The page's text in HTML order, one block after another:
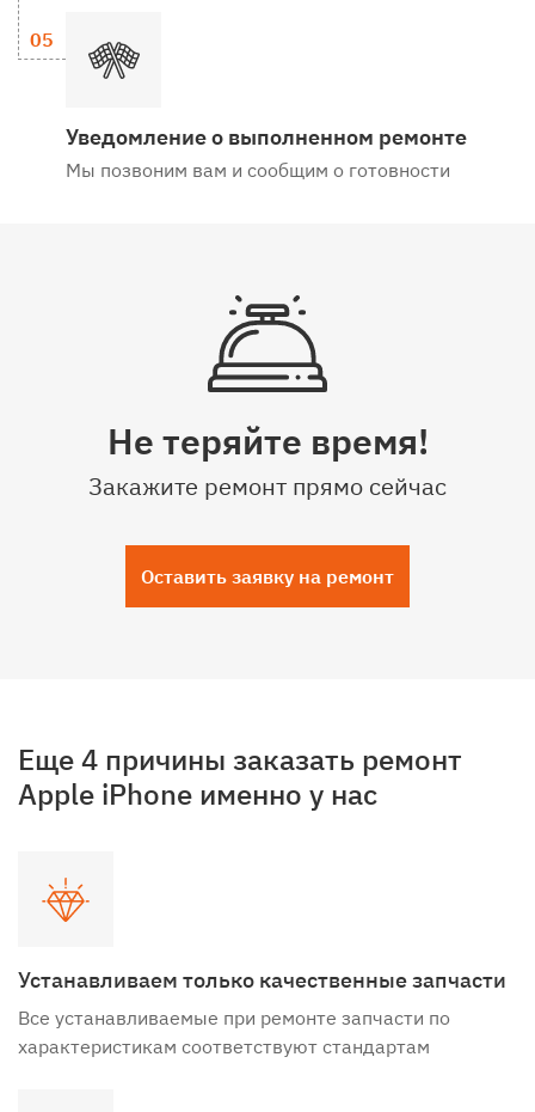
Уведомление о выполненном ремонте
Мы позвоним вам и сообщим о готовности
Не теряйте время!
Закажите ремонт прямо сейчас
Оставить заявку на ремонт
Еще 4 причины заказать ремонт
Apple iPhone именно у нас
Устанавливаем только качественные запчасти
Все устанавливаемые при ремонте запчасти по
характеристикам соответствуют стандартам